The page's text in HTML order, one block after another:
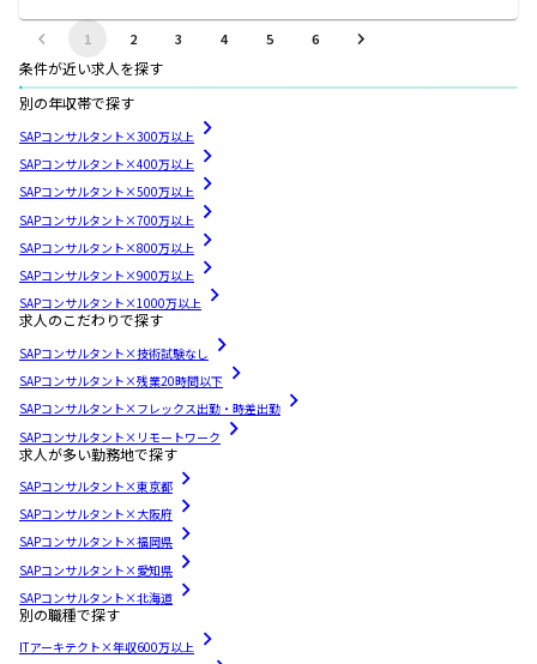
1 2 3 4 5 6
条件が近い求人を探す
別の年収帯で探す
SAPコンサルタント×300万以上
SAPコンサルタント×400万以上
SAPコンサルタント×500万以上
SAPコンサルタント×700万以上
SAPコンサルタント×800万以上
SAPコンサルタント×900万以上
SAPコンサルタント×1000万以上
求人のこだわりで探す
SAPコンサルタント×技術試験なし
SAPコンサルタント×残業20時間以下
SAPコンサルタント×フレックス出勤・時差出勤
SAPコンサルタント×リモートワーク
求人が多い勤務地で探す
SAPコンサルタント×東京都
SAPコンサルタント×大阪府
SAPコンサルタント×福岡県
SAPコンサルタント×愛知県
SAPコンサルタント×北海道
別の職種で探す
ITアーキテクト×年収600万以上